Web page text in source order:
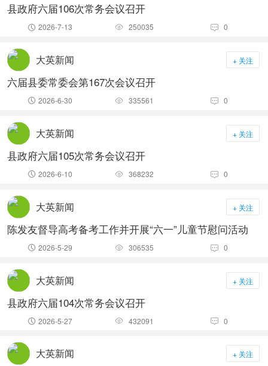
县政府六届106次常务会议召开
 2026-7-13  250035  0
大英新闻 + 关注
六届县委常委会第167次会议召开
 2026-6-30  335561  0
大英新闻 + 关注
县政府六届105次常务会议召开
 2026-6-10  368232  0
大英新闻 + 关注
陈发友督导高考备考工作并开展“六一”儿童节慰问活动
 2026-5-29  306535  0
大英新闻 + 关注
县政府六届104次常务会议召开
 2026-5-27  432091  0
大英新闻 + 关注